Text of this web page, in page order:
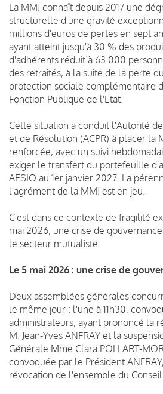
La MMJ connaît depuis 2017 une
structurelle d'une gravité
millions d'euros de pertes en sept
ayant atteint jusqu'à 30 % des
d'adhérents réduit à 63 000
des retraités, à la suite de la perte
protection sociale complémentaire
Fonction Publique de l'Etat.
Cette situation a conduit l'Autorité
et de Résolution (ACPR) à placer la
renforcée, avec un suivi
exiger le transfert du portefeuille
AESIO au 1er janvier 2027. La
l'agrément de la MMJ est en jeu.
C'est dans ce contexte de fragilité
mai 2026, une crise de
le secteur mutualiste.
Le 5 mai 2026 : une crise de
Deux assemblées générales
le même jour : l'une à 11h30,
administrateurs, ayant prononcé la
M. Jean-Yves ANFRAY et la
Générale Mme Clara POLLART-
convoquée par le Président
révocation de l'ensemble du